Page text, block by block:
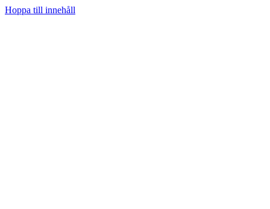
Hoppa till innehåll